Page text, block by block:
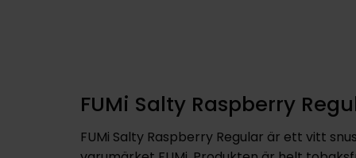
FUMi Salty Raspberry
FUMi Salty Raspberry Regular är ett vitt